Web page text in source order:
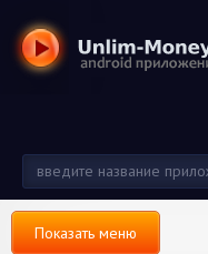
Показать меню